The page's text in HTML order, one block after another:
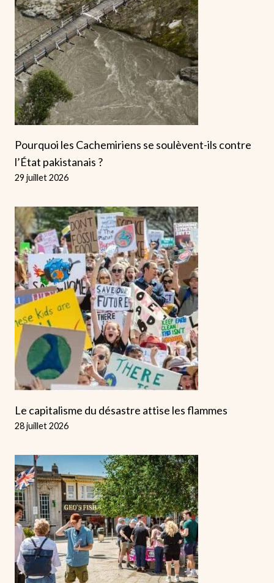
Pourquoi les Cachemiriens se soulèvent-ils contre
l’État pakistanais ?
29 juillet 2026
Le capitalisme du désastre attise les flammes
28 juillet 2026